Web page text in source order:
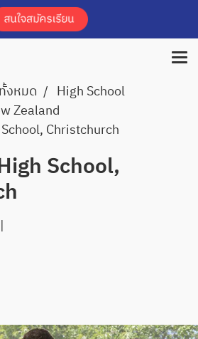
งหมด
High School
Zealand
Christchurch
School,
|